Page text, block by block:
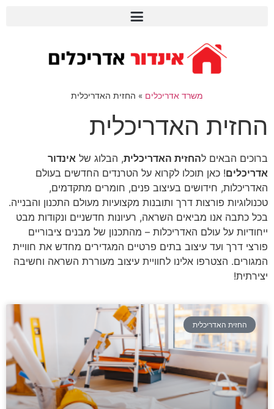
משרד אדריכלים » החזית האדריכלית
החזית האדריכלית
ברוכים הבאים להחזית האדריכלית, הבלוג של אינדור
אדריכלים! כאן תוכלו לקרוא על הטרנדים החדשים בעולם
האדריכלות, חידושים בעיצוב פנים, חומרים מתקדמים,
טכנולוגיות פורצות דרך ותובנות מקצועיות מעולם התכנון והבנייה.
בכל כתבה אנו מביאים השראה, רעיונות חדשניים ונקודות מבט
ייחודיות על עולם האדריכלות – מהתכנון של מבנים ציבוריים
פורצי דרך ועד עיצוב בתים פרטיים המגדירים מחדש את חוויית
המגורים. הצטרפו אלינו לחוויית עיצוב מעוררת השראה וחשיבה
יצירתית!
החזית האדריכלית